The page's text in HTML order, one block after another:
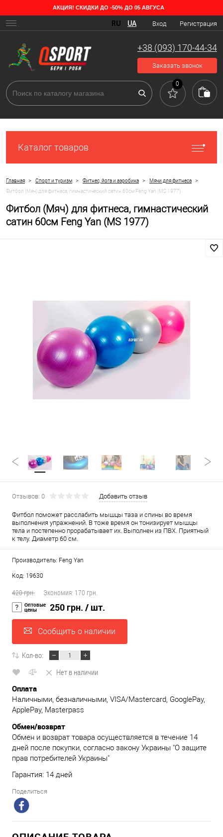
АКЦИЯ! СКИДКИ ДО -50% ДО 05 АВГУСА
Вход Регистрация
RU UA
+38 (093) 170-44-34
Заказать звонок
0
Каталог товаров
Главная > Спорт и туризм > Фитнес, йога и аэробика > Мячи для фитнеса >
Фитбол (Мяч) для фитнеса, гимнастический сатин 60см Feng Yan (MS 1977)
Фитбол (Мяч) для фитнеса, гимнастический
сатин 60см Feng Yan (MS 1977)
Отзывов: 0 Добавить отзыв
Фитбол поможет расслабить мышцы таза и спины во время
выполнения упражнений. В тоже время он тонизирует мышцы
тела и постепенно прорабатывает их. Выполнен из ПВХ. Приятный
к телу. Диаметр 60 см.
Производитель: Feng Yan
Код: 19630
420 грн. Экономия: 170 грн.
Оптовые
цены 250 грн. / шт.
Сообщить о наличии
Кол-во:
Нет в наличии
Оплата
Наличными, безналичными, VISA/Mastercard, GooglePay,
ApplePay, Masterpass
Обмен/возврат
Обмен и возврат товара осуществляется в течение 14
дней после покупки, согласно закону Украины "О защите
прав потребителей Украины"
Гарантия: 14 дней
Поделиться